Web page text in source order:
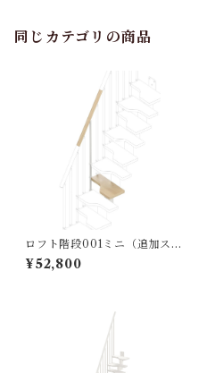
同じカテゴリの商品
ロフト階段001ミニ（追加ステ
ップ）ホワイトナチュラル※
オプション
¥52,800